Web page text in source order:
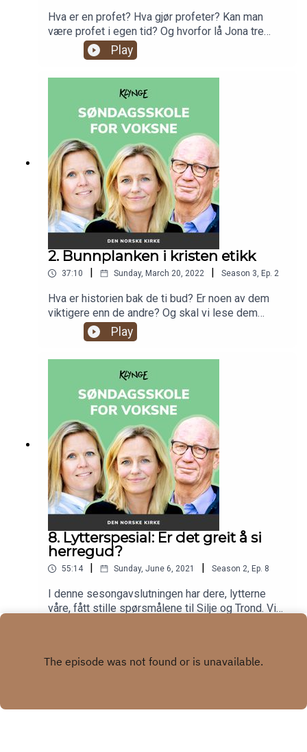
Hva er en profet? Hva gjør profeter? Kan man
være profet i egen tid? Og hvorfor lå Jona tre
dager i hvalens buk? Vi snakker om noen av de
viktigste profetene i kristendommen, og hvilken
rolle de har spilt i vår historie.
Play
2. Bunnplanken i kristen etikk
37:10 Sunday, March 20, 2022 Season 3, Ep. 2
Hva er historien bak de ti bud? Er noen av dem
viktigere enn de andre? Og skal vi lese dem
bokstavlig? Vi går gjennom de ti budene, snakker
om betydningen bak, og hvordan vi skal følge
dem.
Play
8. Lytterspesial: Er det greit å si
herregud?
55:14 Sunday, June 6, 2021 Season 2, Ep. 8
I denne sesongavslutningen har dere, lytterne
våre, fått stille spørsmålene til Silje og Trond. Vi